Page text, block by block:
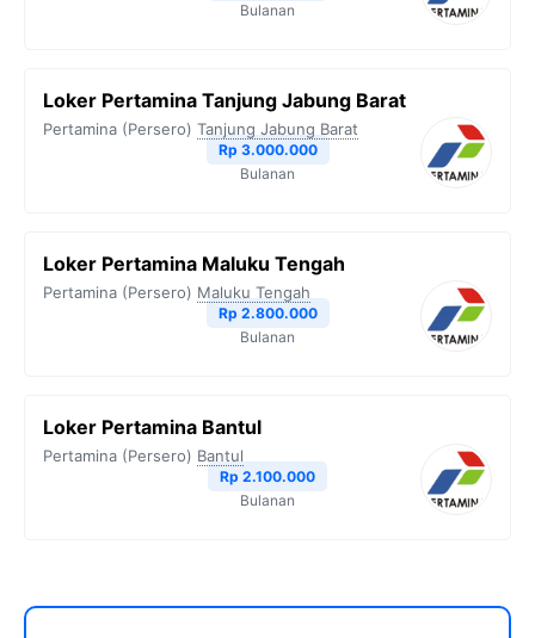
Bulanan
Loker Pertamina Tanjung Jabung Barat
Pertamina (Persero) Tanjung Jabung Barat
Rp 3.000.000
Bulanan
Loker Pertamina Maluku Tengah
Pertamina (Persero) Maluku Tengah
Rp 2.800.000
Bulanan
Loker Pertamina Bantul
Pertamina (Persero) Bantul
Rp 2.100.000
Bulanan